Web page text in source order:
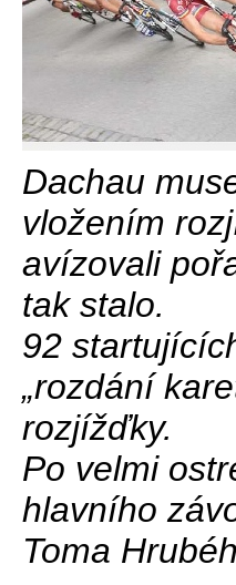
Dachau
vložením
avízovali
tak stalo.
92
„rozdání
rozjížďky.
Po velmi
hlavního
Toma